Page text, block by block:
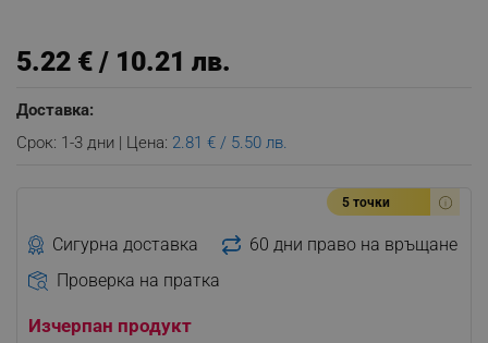
5.22 € / 10.21 лв.
Доставка:
Срок: 1-3 дни | Цена: 2.81 € / 5.50 лв.
5 точки
Сигурна доставка
60 дни право на връщане
Проверка на пратка
Изчерпан продукт